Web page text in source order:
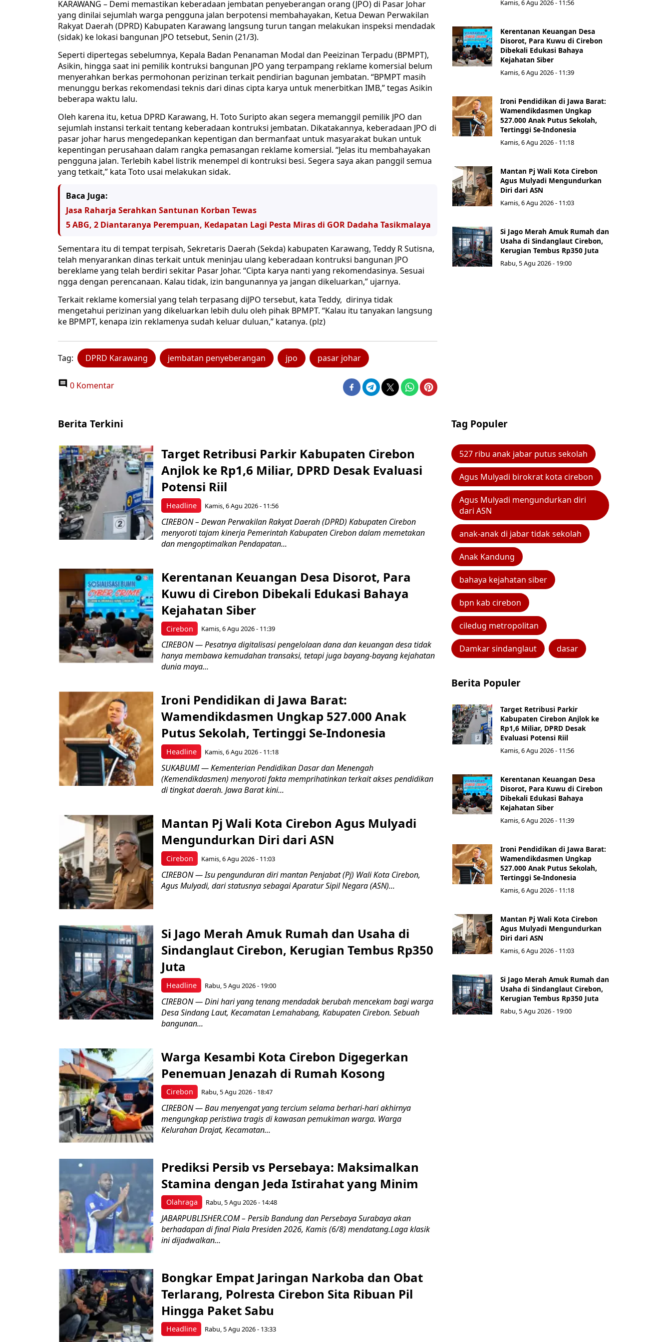
KARAWANG – Demi memastikan keberadaan jembatan penyeberangan orang (JPO) di Pasar Johar
yang dinilai sejumlah warga pengguna jalan berpotensi membahayakan, Ketua Dewan Perwakilan
Rakyat Daerah (DPRD) Kabupaten Karawang langsung turun tangan melakukan inspeksi mendadak
(sidak) ke lokasi bangunan JPO tetsebut, Senin (21/3).
Seperti dipertegas sebelumnya, Kepala Badan Penanaman Modal dan Peeizinan Terpadu (BPMPT),
Asikin, hingga saat ini pemilik kontruksi bangunan JPO yang terpampang reklame komersial belum
menyerahkan berkas permohonan perizinan terkait pendirian bagunan jembatan. “BPMPT masih
menunggu berkas rekomendasi teknis dari dinas cipta karya untuk menerbitkan IMB,” tegas Asikin
beberapa waktu lalu.
Oleh karena itu, ketua DPRD Karawang, H. Toto Suripto akan segera memanggil pemilik JPO dan
sejumlah instansi terkait tentang keberadaan kontruksi jembatan. Dikatakannya, keberadaan JPO di
pasar johar harus mengedepankan kepentigan dan bermanfaat untuk masyarakat bukan untuk
kepentingan perusahaan dalam rangka pemasangan reklame komersial. “Jelas itu membahayakan
pengguna jalan. Terlebih kabel listrik menempel di kontruksi besi. Segera saya akan panggil semua
yang tetkait,” kata Toto usai melakukan sidak.
Baca Juga:
Jasa Raharja Serahkan Santunan Korban Tewas
5 ABG, 2 Diantaranya Perempuan, Kedapatan Lagi Pesta Miras di GOR Dadaha Tasikmalaya
Sementara itu di tempat terpisah, Sekretaris Daerah (Sekda) kabupaten Karawang, Teddy R Sutisna,
telah menyarankan dinas terkait untuk meninjau ulang keberadaan kontruksi bangunan JPO
bereklame yang telah berdiri sekitar Pasar Johar. “Cipta karya nanti yang rekomendasinya. Sesuai
ngga dengan perencanaan. Kalau tidak, izin bangunannya ya jangan dikeluarkan,” ujarnya.
Terkait reklame komersial yang telah terpasang diJPO tersebut, kata Teddy, dirinya tidak
mengetahui perizinan yang dikeluarkan lebih dulu oleh pihak BPMPT. “Kalau itu tanyakan langsung
ke BPMPT, kenapa izin reklamenya sudah keluar duluan,” katanya. (plz)
Tag: DPRD Karawang jembatan penyeberangan jpo pasar johar
0 Komentar
Kamis, 6 Agu 2026 - 11:56
Kerentanan Keuangan Desa
Disorot, Para Kuwu di Cirebon
Dibekali Edukasi Bahaya
Kejahatan Siber
Kamis, 6 Agu 2026 - 11:39
Ironi Pendidikan di Jawa Barat:
Wamendikdasmen Ungkap
527.000 Anak Putus Sekolah,
Tertinggi Se-Indonesia
Kamis, 6 Agu 2026 - 11:18
Mantan Pj Wali Kota Cirebon
Agus Mulyadi Mengundurkan
Diri dari ASN
Kamis, 6 Agu 2026 - 11:03
Si Jago Merah Amuk Rumah dan
Usaha di Sindanglaut Cirebon,
Kerugian Tembus Rp350 Juta
Rabu, 5 Agu 2026 - 19:00
Berita Terkini
Headline
Target Retribusi Parkir Kabupaten Cirebon
Anjlok ke Rp1,6 Miliar, DPRD Desak Evaluasi
Potensi Riil
Kamis, 6 Agu 2026 - 11:56
CIREBON – Dewan Perwakilan Rakyat Daerah (DPRD) Kabupaten Cirebon
menyoroti tajam kinerja Pemerintah Kabupaten Cirebon dalam memetakan
dan mengoptimalkan Pendapatan...
Cirebon
Kerentanan Keuangan Desa Disorot, Para
Kuwu di Cirebon Dibekali Edukasi Bahaya
Kejahatan Siber
Kamis, 6 Agu 2026 - 11:39
CIREBON — Pesatnya digitalisasi pengelolaan dana dan keuangan desa tidak
hanya membawa kemudahan transaksi, tetapi juga bayang-bayang kejahatan
dunia maya...
Headline
Ironi Pendidikan di Jawa Barat:
Wamendikdasmen Ungkap 527.000 Anak
Putus Sekolah, Tertinggi Se-Indonesia
Kamis, 6 Agu 2026 - 11:18
SUKABUMI — Kementerian Pendidikan Dasar dan Menengah
(Kemendikdasmen) menyoroti fakta memprihatinkan terkait akses pendidikan
di tingkat daerah. Jawa Barat kini...
Cirebon
Mantan Pj Wali Kota Cirebon Agus Mulyadi
Mengundurkan Diri dari ASN
Kamis, 6 Agu 2026 - 11:03
CIREBON — Isu pengunduran diri mantan Penjabat (Pj) Wali Kota Cirebon,
Agus Mulyadi, dari statusnya sebagai Aparatur Sipil Negara (ASN)...
Headline
Si Jago Merah Amuk Rumah dan Usaha di
Sindanglaut Cirebon, Kerugian Tembus Rp350
Juta
Rabu, 5 Agu 2026 - 19:00
CIREBON — Dini hari yang tenang mendadak berubah mencekam bagi warga
Desa Sindang Laut, Kecamatan Lemahabang, Kabupaten Cirebon. Sebuah
bangunan...
Cirebon
Warga Kesambi Kota Cirebon Digegerkan
Penemuan Jenazah di Rumah Kosong
Rabu, 5 Agu 2026 - 18:47
CIREBON — Bau menyengat yang tercium selama berhari-hari akhirnya
mengungkap peristiwa tragis di kawasan pemukiman warga. Warga
Kelurahan Drajat, Kecamatan...
Olahraga
Prediksi Persib vs Persebaya: Maksimalkan
Stamina dengan Jeda Istirahat yang Minim
Rabu, 5 Agu 2026 - 14:48
JABARPUBLISHER.COM – Persib Bandung dan Persebaya Surabaya akan
berhadapan di final Piala Presiden 2026, Kamis (6/8) mendatang.Laga klasik
ini dijadwalkan...
Headline
Bongkar Empat Jaringan Narkoba dan Obat
Terlarang, Polresta Cirebon Sita Ribuan Pil
Hingga Paket Sabu
Rabu, 5 Agu 2026 - 13:33
Tag Populer
527 ribu anak jabar putus sekolah
Agus Mulyadi birokrat kota cirebon
Agus Mulyadi mengundurkan diri
dari ASN
anak-anak di jabar tidak sekolah
Anak Kandung
bahaya kejahatan siber
bpn kab cirebon
ciledug metropolitan
Damkar sindanglaut dasar
Berita Populer
Target Retribusi Parkir
Kabupaten Cirebon Anjlok ke
Rp1,6 Miliar, DPRD Desak
Evaluasi Potensi Riil
Kamis, 6 Agu 2026 - 11:56
Kerentanan Keuangan Desa
Disorot, Para Kuwu di Cirebon
Dibekali Edukasi Bahaya
Kejahatan Siber
Kamis, 6 Agu 2026 - 11:39
Ironi Pendidikan di Jawa Barat:
Wamendikdasmen Ungkap
527.000 Anak Putus Sekolah,
Tertinggi Se-Indonesia
Kamis, 6 Agu 2026 - 11:18
Mantan Pj Wali Kota Cirebon
Agus Mulyadi Mengundurkan
Diri dari ASN
Kamis, 6 Agu 2026 - 11:03
Si Jago Merah Amuk Rumah dan
Usaha di Sindanglaut Cirebon,
Kerugian Tembus Rp350 Juta
Rabu, 5 Agu 2026 - 19:00